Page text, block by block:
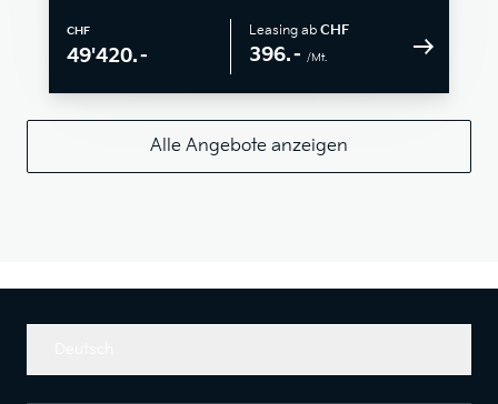
CHF
49'420.–
Leasing ab CHF
396.– /Mt.
Alle Angebote anzeigen